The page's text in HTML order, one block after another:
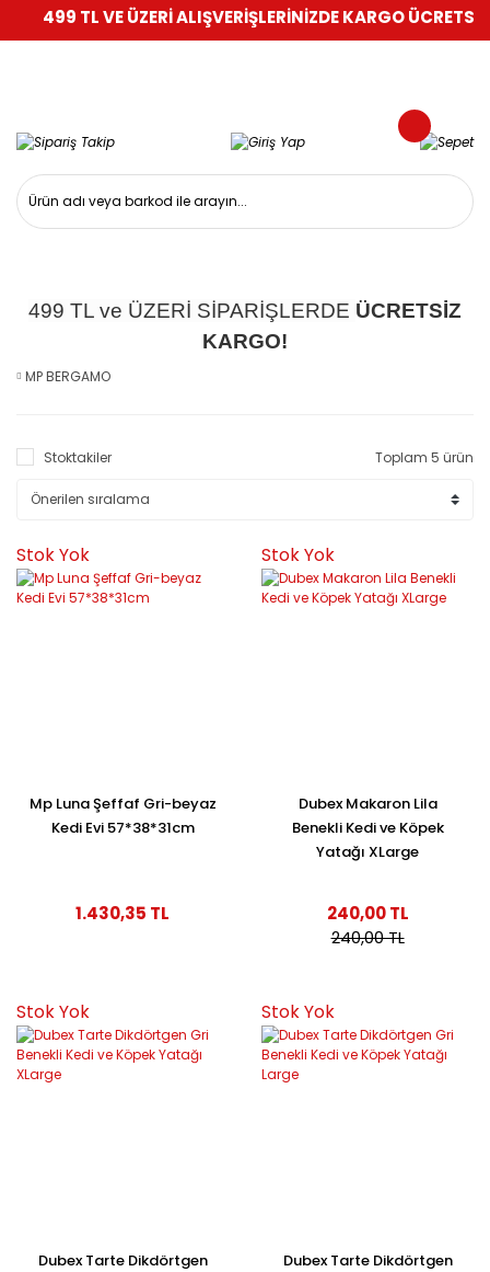
499 TL VE ÜZERİ ALIŞVERİŞLERİNİZDE KARGO ÜCRETSİZ!
499 TL ve ÜZERİ SİPARİŞLERDE ÜCRETSİZ
KARGO!
MP BERGAMO
Stoktakiler Toplam 5 ürün
Stok Yok
Mp Luna Şeffaf Gri-beyaz
Kedi Evi 57*38*31cm
1.430,35 TL
Stok Yok
Dubex Makaron Lila
Benekli Kedi ve Köpek
Yatağı XLarge
240,00 TL
240,00 TL
Stok Yok
Dubex Tarte Dikdörtgen
Stok Yok
Dubex Tarte Dikdörtgen